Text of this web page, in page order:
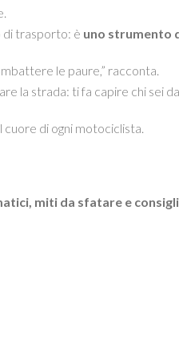
di trasporto: è uno strumento
le paure,” racconta.
la strada: ti fa capire chi sei
cuore di ogni motociclista.
miti da sfatare e